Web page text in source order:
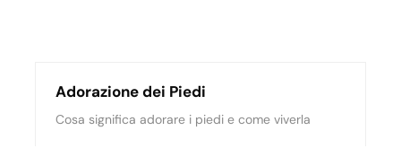
Adorazione dei Piedi
Cosa significa adorare i piedi e come viverla